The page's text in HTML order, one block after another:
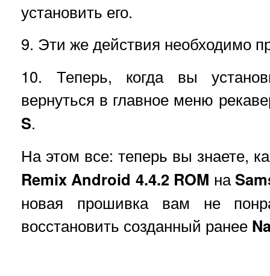
установить его.
9. Эти же действия необходимо
10. Теперь, когда вы
вернуться в главное меню
S.
На этом все: теперь вы знаете,
Remix Android 4.4.2 ROM на
новая прошивка вам не
восстановить созданный ранее